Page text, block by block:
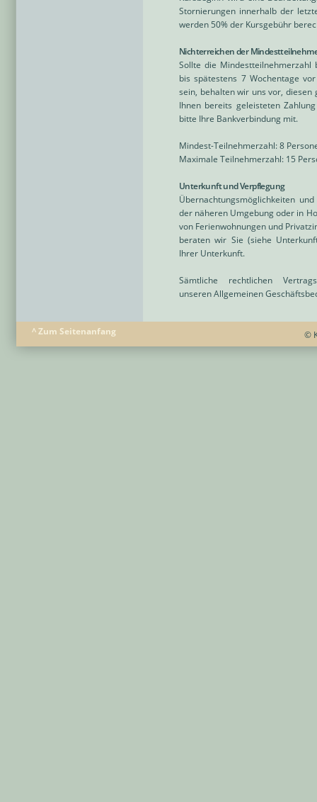
Stornierungen innerhalb der
werden 50% der Kursgebühr
Nichterreichen der
Sollte die
bis spätestens 7 Wochentage
sein, behalten wir uns vor, diesen
Ihnen bereits geleisteten
bitte Ihre Bankverbindung mit.
Mindest-Teilnehmerzahl: 8
Maximale Teilnehmerzahl: 15
Unterkunft und Verpflegung
Übernachtungsmöglichkeiten
der näheren Umgebung oder in
von Ferienwohnungen und
beraten wir Sie (siehe
Ihrer Unterkunft.
Sämtliche rechtlichen
unseren Allgemeinen
^ Zum Seitenanfang ©